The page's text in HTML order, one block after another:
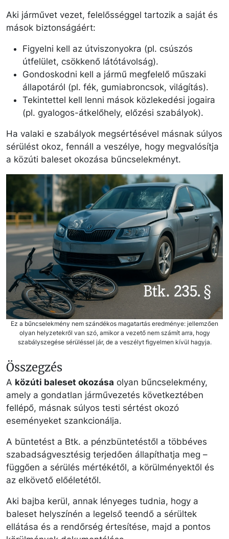
Aki járművet vezet, felelősséggel tartozik a saját és
mások biztonságáért:
Figyelni kell az útviszonyokra (pl. csúszós
útfelület, csökkenő látótávolság).
Gondoskodni kell a jármű megfelelő műszaki
állapotáról (pl. fék, gumiabroncsok, világítás).
Tekintettel kell lenni mások közlekedési jogaira
(pl. gyalogos-átkelőhely, előzési szabályok).
Ha valaki e szabályok megsértésével másnak súlyos
sérülést okoz, fennáll a veszélye, hogy megvalósítja
a közúti baleset okozása bűncselekményt.
Ez a bűncselekmény nem szándékos magatartás eredménye: jellemzően
olyan helyzetekről van szó, amikor a vezető nem számít arra, hogy
szabályszegése sérüléssel jár, de a veszélyt figyelmen kívül hagyja.
Összegzés
A közúti baleset okozása olyan bűncselekmény,
amely a gondatlan járművezetés következtében
fellépő, másnak súlyos testi sértést okozó
eseményeket szankcionálja.
A büntetést a Btk. a pénzbüntetéstől a többéves
szabadságvesztésig terjedően állapíthatja meg –
függően a sérülés mértékétől, a körülményektől és
az elkövető előéletétől.
Aki bajba kerül, annak lényeges tudnia, hogy a
baleset helyszínén a legelső teendő a sérültek
ellátása és a rendőrség értesítése, majd a pontos